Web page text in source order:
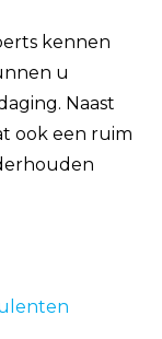
kennen
u
Naast
ook een ruim